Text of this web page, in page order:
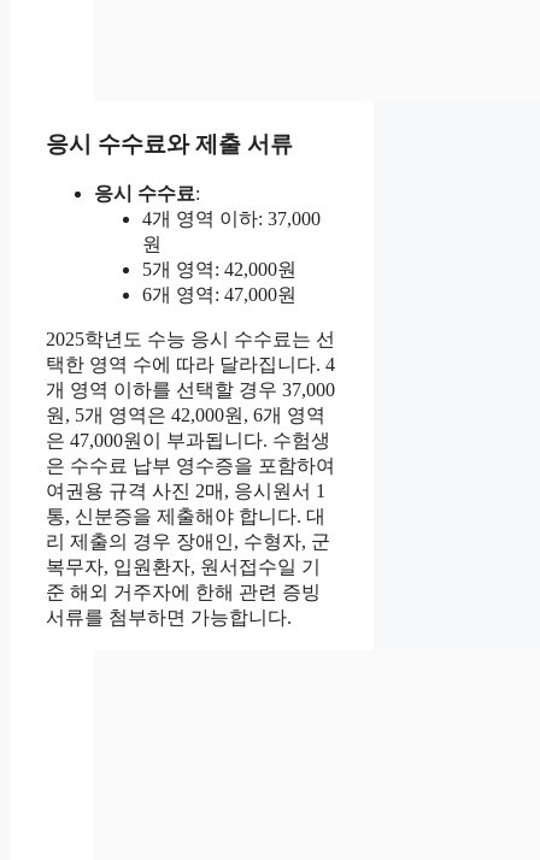
응시 수수료와 제출 서류
응시 수수료:
4개 영역 이하: 37,000
원
5개 영역: 42,000원
6개 영역: 47,000원
2025학년도 수능 응시 수수료는 선
택한 영역 수에 따라 달라집니다. 4
개 영역 이하를 선택할 경우 37,000
원, 5개 영역은 42,000원, 6개 영역
은 47,000원이 부과됩니다. 수험생
은 수수료 납부 영수증을 포함하여
여권용 규격 사진 2매, 응시원서 1
통, 신분증을 제출해야 합니다. 대
리 제출의 경우 장애인, 수형자, 군
복무자, 입원환자, 원서접수일 기
준 해외 거주자에 한해 관련 증빙
서류를 첨부하면 가능합니다.